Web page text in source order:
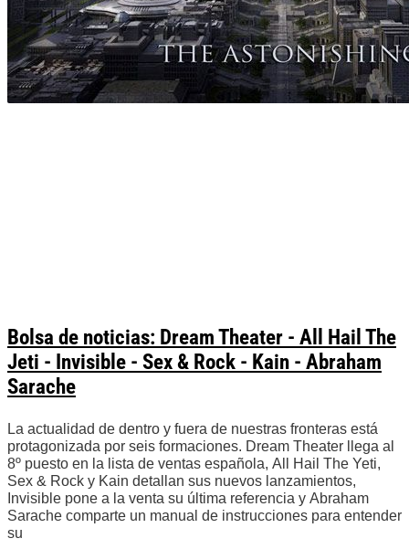
Bolsa de noticias: Dream Theater - All Hail The
Jeti - Invisible - Sex & Rock - Kain - Abraham
Sarache
La actualidad de dentro y fuera de nuestras fronteras está
protagonizada por seis formaciones. Dream Theater llega al
8º puesto en la lista de ventas española, All Hail The Yeti,
Sex & Rock y Kain detallan sus nuevos lanzamientos,
Invisible pone a la venta su última referencia y Abraham
Sarache comparte un manual de instrucciones para entender
su